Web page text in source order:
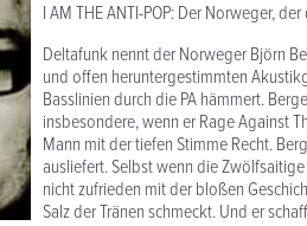
I AM THE ANTI-POP: Der Norweger,
Deltafunk nennt der Norweger Björn
und offen heruntergestimmten
Basslinien durch die PA hämmert.
insbesondere, wenn er Rage Against
Mann mit der tiefen Stimme Recht.
ausliefert. Selbst wenn die
nicht zufrieden mit der bloßen
Salz der Tränen schmeckt. Und er